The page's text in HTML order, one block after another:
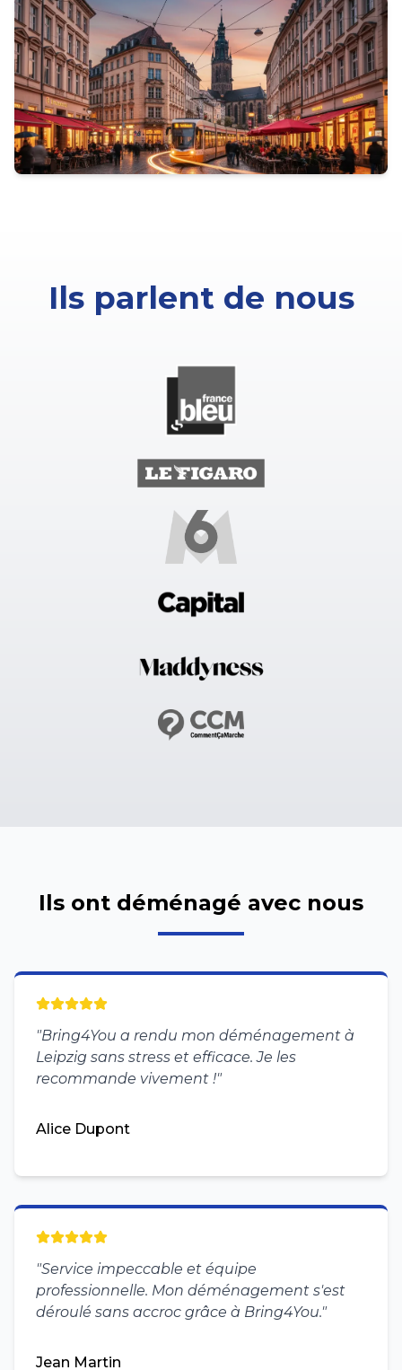
Ils parlent de nous
Ils ont déménagé avec nous
"Bring4You a rendu mon déménagement à
Leipzig sans stress et efficace. Je les
recommande vivement !"
Alice Dupont
"Service impeccable et équipe
professionnelle. Mon déménagement s'est
déroulé sans accroc grâce à Bring4You."
Jean Martin